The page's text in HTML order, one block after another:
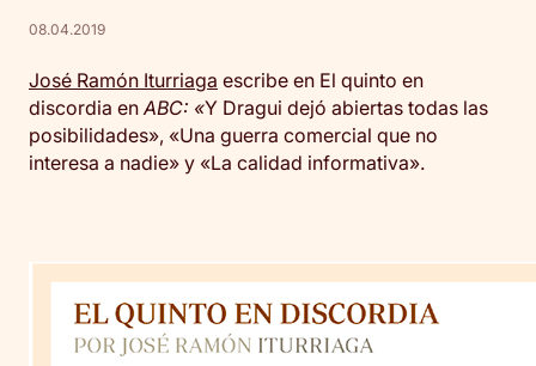
08.04.2019
José Ramón Iturriaga escribe en El quinto en
discordia enABC: «Y Dragui dejó abiertas todas las
posibilidades», «Una guerra comercial que no
interesa a nadie» y «La calidad informativa».